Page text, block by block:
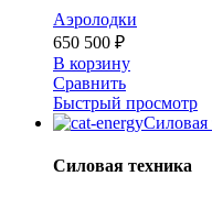
Аэролодки
650 500 ₽
В корзину
Сравнить
Быстрый просмотр
Силовая
Силовая техника